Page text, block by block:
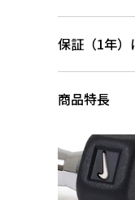
保証（1年
商品特長